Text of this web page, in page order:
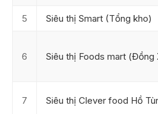
5 Siêu thị Smart (Tổng kho)
6 Siêu thị Foods mart (Đồng
7 Siêu thị Clever food Hồ